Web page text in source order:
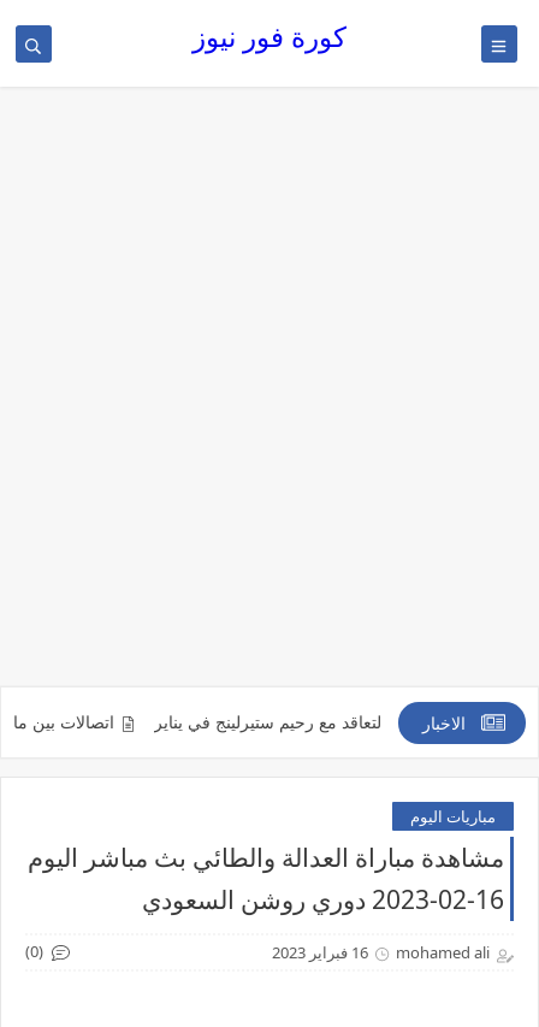
كورة فور نيوز
الاخبار
كثيراً من التعاقد مع رحيم ستيرلينج في يناير اتصالات بين مانشستر
مباريات اليوم
مشاهدة مباراة العدالة والطائي بث مباشر اليوم
16-02-2023 دوري روشن السعودي
mohamed ali 16 فبراير 2023 (0)